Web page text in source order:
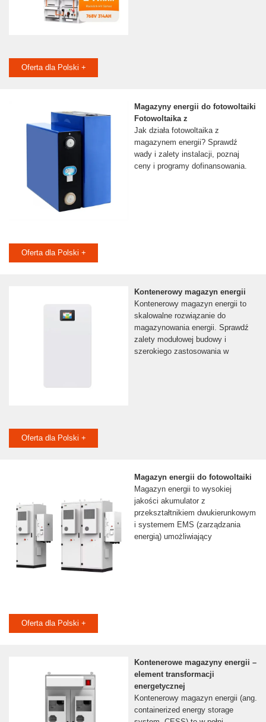
Oferta dla Polski +
Magazyny energii do fotowoltaiki
Fotowoltaika z
Jak działa fotowoltaika z
magazynem energii? Sprawdź
wady i zalety instalacji, poznaj
ceny i programy dofinansowania.
Oferta dla Polski +
Kontenerowy magazyn energii
Kontenerowy magazyn energii to
skalowalne rozwiązanie do
magazynowania energii. Sprawdź
zalety modułowej budowy i
szerokiego zastosowania w
Oferta dla Polski +
Magazyn energii do fotowoltaiki
Magazyn energii to wysokiej
jakości akumulator z
przekształtnikiem dwukierunkowym
i systemem EMS (zarządzania
energią) umożliwiający
Oferta dla Polski +
Kontenerowe magazyny energii –
element transformacji
energetycznej
Kontenerowy magazyn energii (ang.
containerized energy storage